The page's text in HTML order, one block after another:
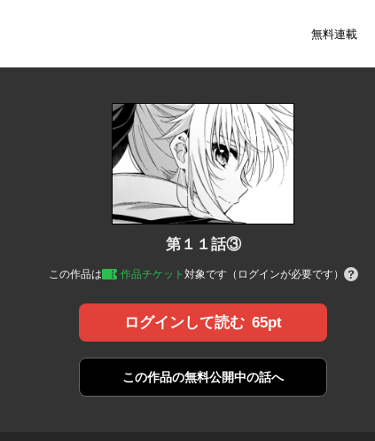
無料連載
第１１話③
この作品は 作品チケット 対象です（ログインが必要です）
ログインして読む 65pt
この作品の無料公開中の話へ